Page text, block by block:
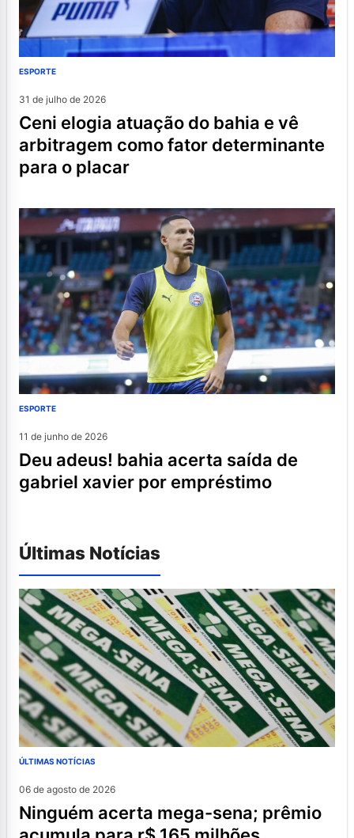
ESPORTE
31 de julho de 2026
ceni elogia atuação do bahia e vê
arbitragem como fator determinante
para o placar
ESPORTE
11 de junho de 2026
deu adeus! bahia acerta saída de
gabriel xavier por empréstimo
Últimas Notícias
ÚLTIMAS NOTÍCIAS
06 de agosto de 2026
ninguém acerta mega-sena; prêmio